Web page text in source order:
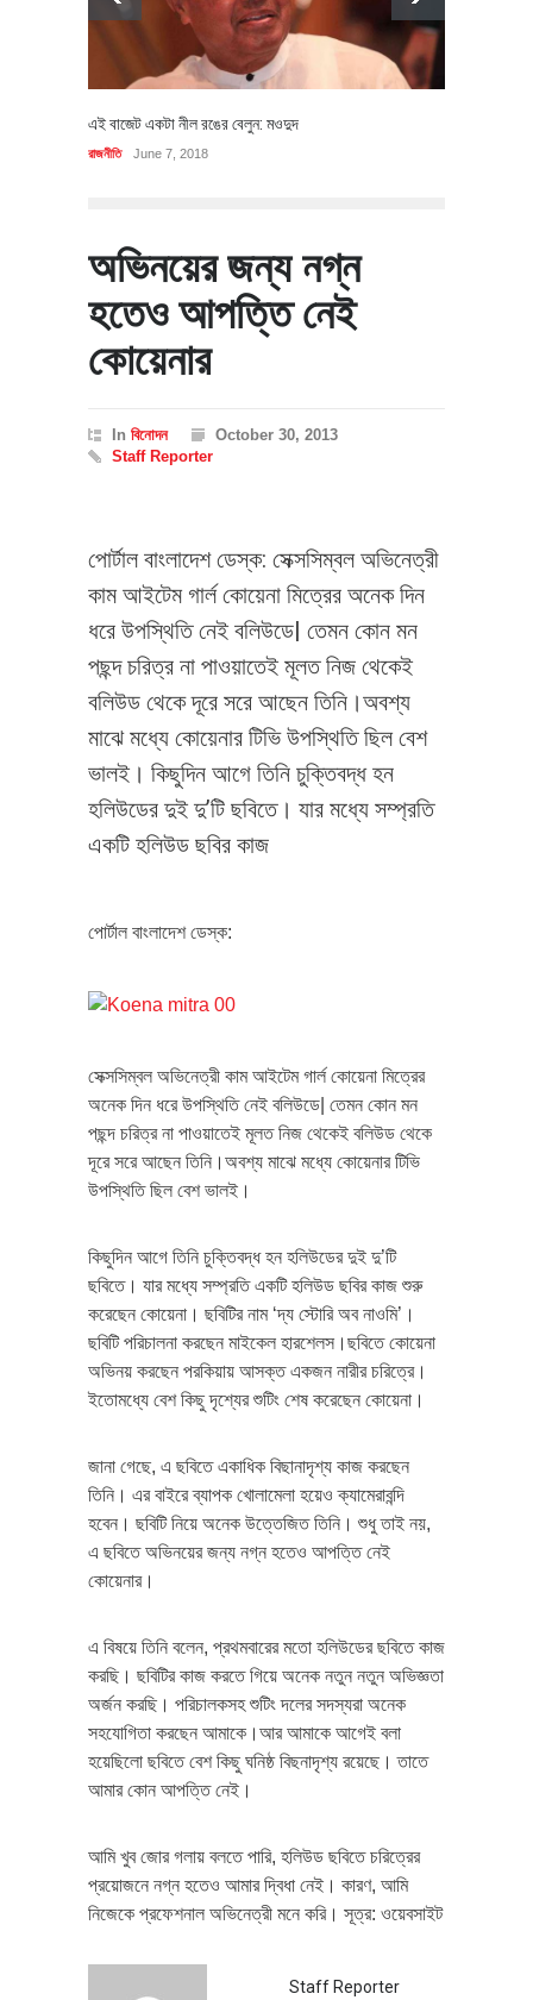
এই বাজেট একটা নীল রঙের বেলুন: মওদুদ
রাজনীতি June 7, 2018
অভিনয়ের জন্য নগ্ন
হতেও আপত্তি নেই
কোয়েনার
In বিনোদন
October 30, 2013
Staff Reporter
পোর্টাল বাংলাদেশ ডেস্ক: সেক্সসিম্বল অভিনেত্রী
কাম আইটেম গার্ল কোয়েনা মিত্রের অনেক দিন
ধরে উপস্থিতি নেই বলিউডে| তেমন কোন মন
পছন্দ চরিত্র না পাওয়াতেই মূলত নিজ থেকেই
বলিউড থেকে দূরে সরে আছেন তিনি।অবশ্য
মাঝে মধ্যে কোয়েনার টিভি উপস্থিতি ছিল বেশ
ভালই। কিছুদিন আগে তিনি চুক্তিবদ্ধ হন
হলিউডের দুই দু’টি ছবিতে। যার মধ্যে সম্প্রতি
একটি হলিউড ছবির কাজ
পোর্টাল বাংলাদেশ ডেস্ক:
সেক্সসিম্বল অভিনেত্রী কাম আইটেম গার্ল কোয়েনা মিত্রের
অনেক দিন ধরে উপস্থিতি নেই বলিউডে| তেমন কোন মন
পছন্দ চরিত্র না পাওয়াতেই মূলত নিজ থেকেই বলিউড থেকে
দূরে সরে আছেন তিনি।অবশ্য মাঝে মধ্যে কোয়েনার টিভি
উপস্থিতি ছিল বেশ ভালই।
কিছুদিন আগে তিনি চুক্তিবদ্ধ হন হলিউডের দুই দু’টি
ছবিতে। যার মধ্যে সম্প্রতি একটি হলিউড ছবির কাজ শুরু
করেছেন কোয়েনা। ছবিটির নাম ‘দ্য স্টোরি অব নাওমি’।
ছবিটি পরিচালনা করছেন মাইকেল হারশেলস।ছবিতে কোয়েনা
অভিনয় করছেন পরকিয়ায় আসক্ত একজন নারীর চরিত্রে।
ইতোমধ্যে বেশ কিছু দৃশ্যের শুটিং শেষ করেছেন কোয়েনা।
জানা গেছে, এ ছবিতে একাধিক বিছানাদৃশ্য কাজ করছেন
তিনি। এর বাইরে ব্যাপক খোলামেলা হয়েও ক্যামেরাবন্দি
হবেন। ছবিটি নিয়ে অনেক উত্তেজিত তিনি। শুধু তাই নয়,
এ ছবিতে অভিনয়ের জন্য নগ্ন হতেও আপত্তি নেই
কোয়েনার।
এ বিষয়ে তিনি বলেন, প্রথমবারের মতো হলিউডের ছবিতে কাজ
করছি। ছবিটির কাজ করতে গিয়ে অনেক নতুন নতুন অভিজ্ঞতা
অর্জন করছি। পরিচালকসহ শুটিং দলের সদস্যরা অনেক
সহযোগিতা করছেন আমাকে।আর আমাকে আগেই বলা
হয়েছিলো ছবিতে বেশ কিছু ঘনিষ্ঠ বিছনাদৃশ্য রয়েছে। তাতে
আমার কোন আপত্তি নেই।
আমি খুব জোর গলায় বলতে পারি, হলিউড ছবিতে চরিত্রের
প্রয়োজনে নগ্ন হতেও আমার দ্বিধা নেই। কারণ, আমি
নিজেকে প্রফেশনাল অভিনেত্রী মনে করি। সূত্র: ওয়েবসাইট
Staff Reporter